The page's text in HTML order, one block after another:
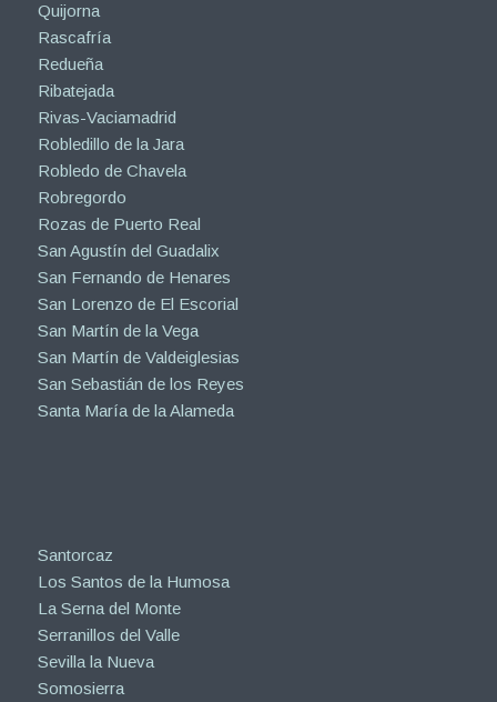
Quijorna
Rascafría
Redueña
Ribatejada
Rivas-Vaciamadrid
Robledillo de la Jara
Robledo de Chavela
Robregordo
Rozas de Puerto Real
San Agustín del Guadalix
San Fernando de Henares
San Lorenzo de El Escorial
San Martín de la Vega
San Martín de Valdeiglesias
San Sebastián de los Reyes
Santa María de la Alameda
Santorcaz
Los Santos de la Humosa
La Serna del Monte
Serranillos del Valle
Sevilla la Nueva
Somosierra